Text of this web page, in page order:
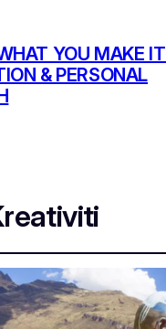
YOU MAKE IT |
& PERSONAL